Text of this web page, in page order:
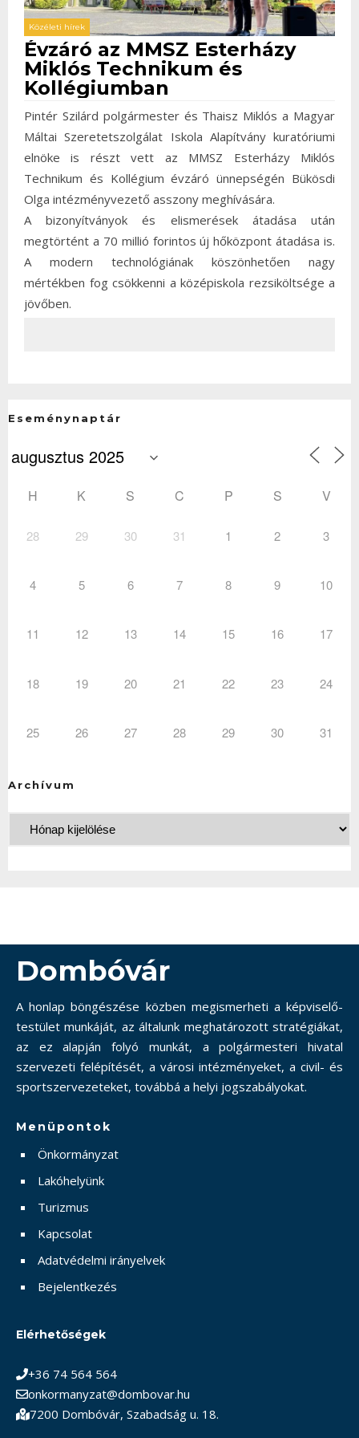
Közéleti hírek
Évzáró az MMSZ Esterházy
Miklós Technikum és
Kollégiumban
Pintér Szilárd polgármester és Thaisz Miklós a Magyar
Máltai Szeretetszolgálat Iskola Alapítvány kuratóriumi
elnöke is részt vett az MMSZ Esterházy Miklós
Technikum és Kollégium évzáró ünnepségén Bükösdi
Olga intézményvezető asszony meghívására.
A bizonyítványok és elismerések átadása után
megtörtént a 70 millió forintos új hőközpont átadása is.
A modern technológiának köszönhetően nagy
mértékben fog csökkenni a középiskola rezsiköltsége a
jövőben.
Eseménynaptár
H K S C P S V
28 29 30 31 1 2 3
4 5 6 7 8 9 10
11 12 13 14 15 16 17
18 19 20 21 22 23 24
25 26 27 28 29 30 31
Archívum
Dombóvár
A honlap böngészése közben megismerheti a képviselő-
testület munkáját, az általunk meghatározott stratégiákat,
az ez alapján folyó munkát, a polgármesteri hivatal
szervezeti felépítését, a városi intézményeket, a civil- és
sportszervezeteket, továbbá a helyi jogszabályokat.
Menüpontok
Önkormányzat
Lakóhelyünk
Turizmus
Kapcsolat
Adatvédelmi irányelvek
Bejelentkezés
Elérhetőségek
+36 74 564 564
onkormanyzat@dombovar.hu
7200 Dombóvár, Szabadság u. 18.